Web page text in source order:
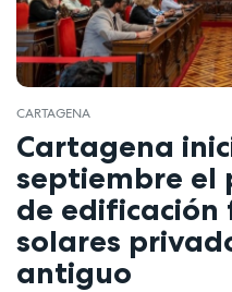
CARTAGENA
Cartagena
septiembre el
de edificación
solares
antiguo